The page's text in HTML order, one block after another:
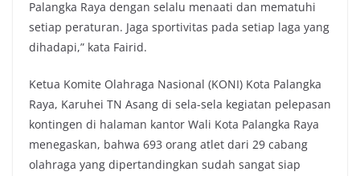
Palangka Raya dengan selalu menaati dan mematuhi
setiap peraturan. Jaga sportivitas pada setiap laga yang
dihadapi,” kata Fairid.
Ketua Komite Olahraga Nasional (KONI) Kota Palangka
Raya, Karuhei TN Asang di sela-sela kegiatan pelepasan
kontingen di halaman kantor Wali Kota Palangka Raya
menegaskan, bahwa 693 orang atlet dari 29 cabang
olahraga yang dipertandingkan sudah sangat siap